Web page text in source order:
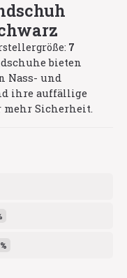
7
bieten
Nass- und
ihre auffällige
mehr Sicherheit.